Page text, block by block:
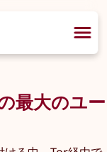
最大のユー